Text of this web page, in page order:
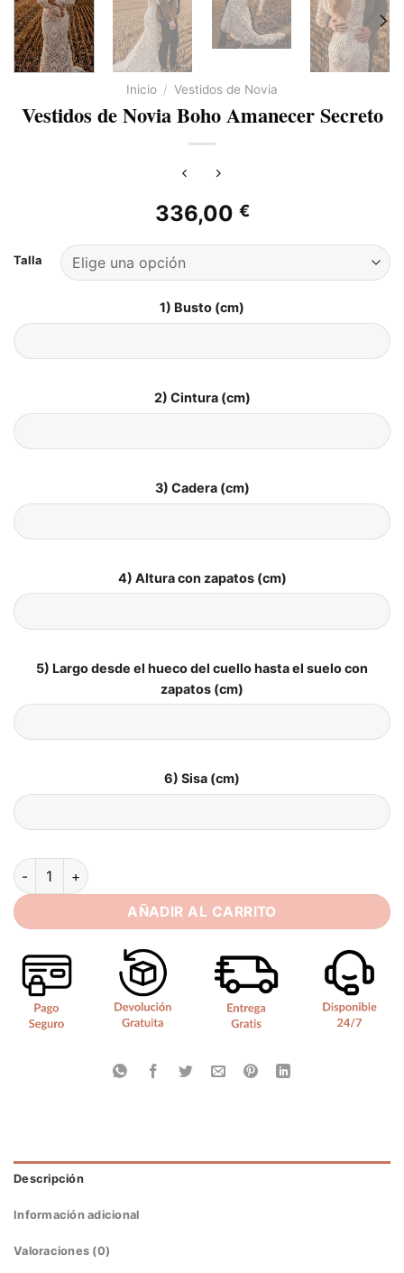
Inicio / Vestidos de Novia
Vestidos de Novia Boho Amanecer Secreto
336,00 €
Talla
1) Busto (cm)
2) Cintura (cm)
3) Cadera (cm)
4) Altura con zapatos (cm)
5) Largo desde el hueco del cuello hasta el suelo con
zapatos (cm)
6) Sisa (cm)
Vestidos de Novia Boho Amanecer Secreto cantidad
AÑADIR AL CARRITO
Descripción
Información adicional
Valoraciones (0)